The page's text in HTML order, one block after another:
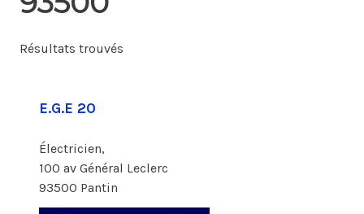
Résultats trouvés
E.G.E 20
Électricien,
100 av Général Leclerc
93500 Pantin